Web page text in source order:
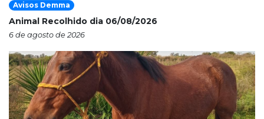
Avisos Demma
Animal Recolhido dia 06/08/2026
6 de agosto de 2026